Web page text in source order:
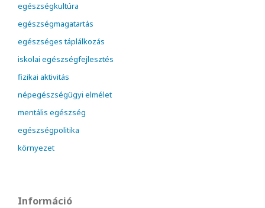
egészségkultúra
egészségmagatartás
egészséges táplálkozás
iskolai egészségfejlesztés
fizikai aktivitás
népegészségügyi elmélet
mentális egészség
egészségpolitika
környezet
Információ